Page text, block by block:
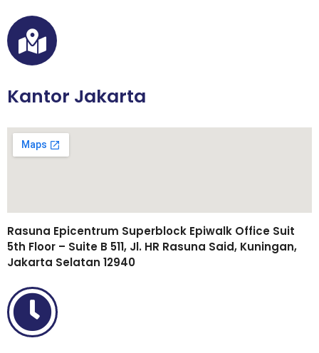
Kantor Jakarta
Rasuna Epicentrum Superblock Epiwalk Office Suit
5th Floor – Suite B 511, Jl. HR Rasuna Said, Kuningan,
Jakarta Selatan 12940